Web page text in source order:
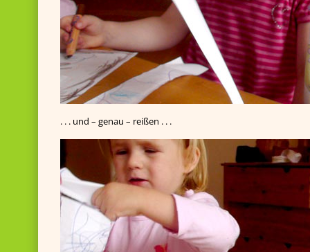
. . . und – genau – reißen . . .